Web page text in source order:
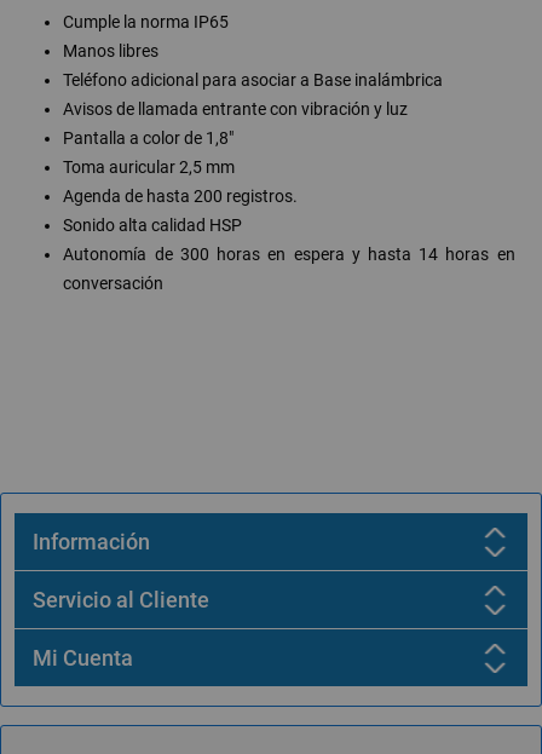
Cumple la norma IP65
Manos libres
Teléfono adicional para asociar a Base inalámbrica
Avisos de llamada entrante con vibración y luz
Pantalla a color de 1,8"
Toma auricular 2,5 mm
Agenda de hasta 200 registros.
Sonido alta calidad HSP
Autonomía de 300 horas en espera y hasta 14 horas en
conversación
Información
Servicio al Cliente
Mi Cuenta